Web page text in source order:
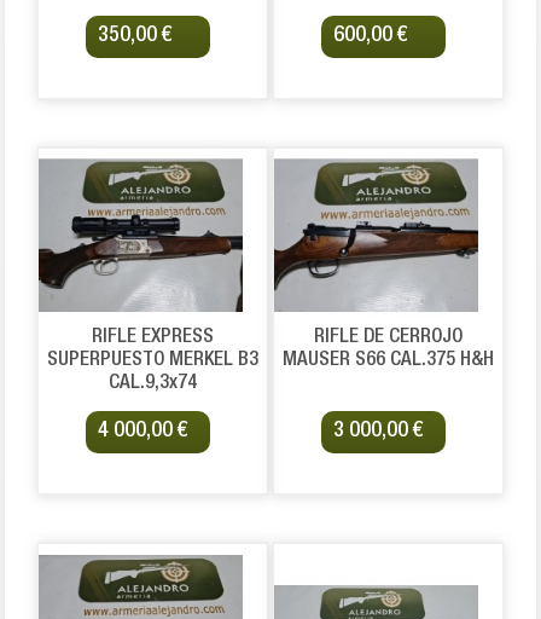
350,00 € 600,00 €
RIFLE EXPRESS
SUPERPUESTO MERKEL B3
CAL.9,3x74
4 000,00 €
RIFLE DE CERROJO
MAUSER S66 CAL.375 H&H
3 000,00 €